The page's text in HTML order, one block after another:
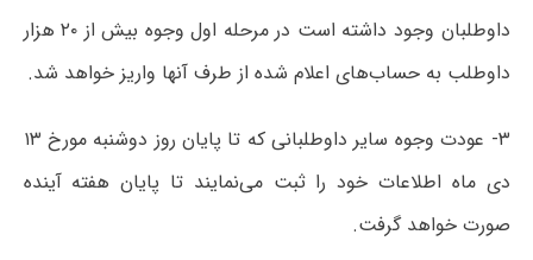
داوطلبان وجود داشته است در مرحله اول وجوه بیش از ۲۰ هزار
داوطلب به حساب‌های اعلام شده از طرف آنها واریز خواهد شد.
۳- عودت وجوه سایر داوطلبانی که تا پایان روز دوشنبه مورخ ۱۳
دی ماه اطلاعات خود را ثبت می‌نمایند تا پایان هفته آینده
صورت خواهد گرفت.